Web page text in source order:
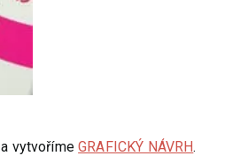
a vytvořímeGRAFICKÝ NÁVRH.